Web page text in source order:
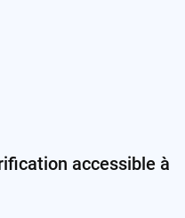
accessible à